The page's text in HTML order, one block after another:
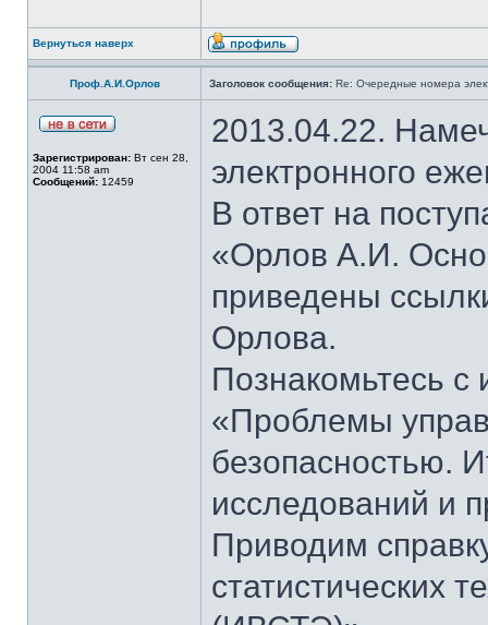
Вернуться наверх
Проф.А.И.Орлов Заголовок сообщения: Re: Очередные номера
Зарегистрирован: Вт сен 28,
2004 11:58 am
Сообщений: 12459
2013.04.22.
электронного
В ответ на
«Орлов А.И.
приведены
Орлова.
Познакомьтесь
«Проблемы
безопасностью.
исследований и
Приводим
статистических